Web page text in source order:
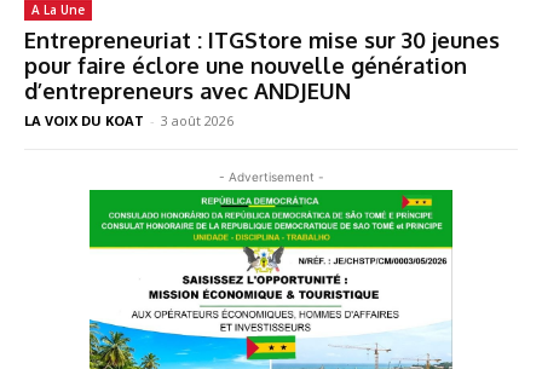
A La Une
Entrepreneuriat : ITGStore mise sur 30 jeunes
pour faire éclore une nouvelle génération
d’entrepreneurs avec ANDJEUN
LA VOIX DU KOAT - 3 août 2026
- Advertisement -